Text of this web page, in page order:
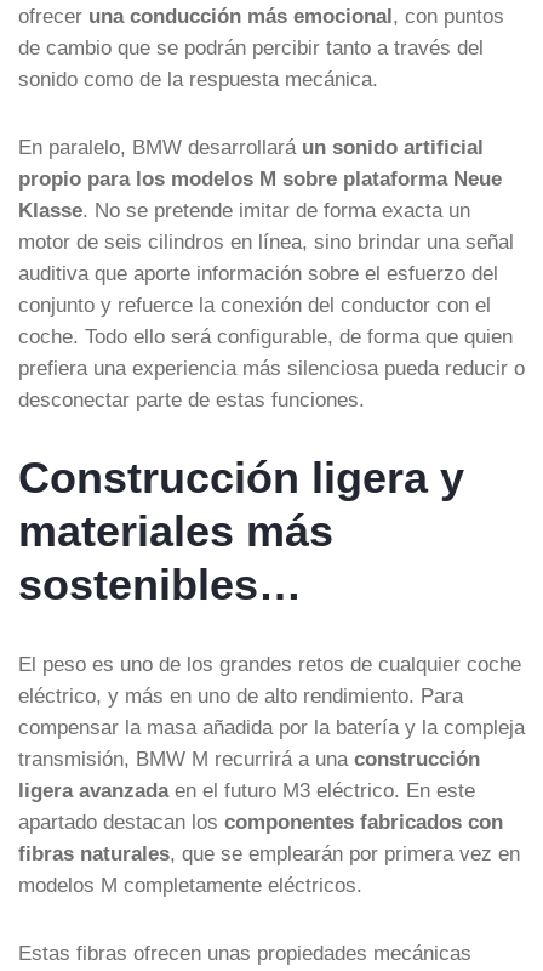
ofrecer una conducción más emocional, con puntos
de cambio que se podrán percibir tanto a través del
sonido como de la respuesta mecánica.
En paralelo, BMW desarrollará un sonido artificial
propio para los modelos M sobre plataforma Neue
Klasse. No se pretende imitar de forma exacta un
motor de seis cilindros en línea, sino brindar una señal
auditiva que aporte información sobre el esfuerzo del
conjunto y refuerce la conexión del conductor con el
coche. Todo ello será configurable, de forma que quien
prefiera una experiencia más silenciosa pueda reducir o
desconectar parte de estas funciones.
Construcción ligera y
materiales más
sostenibles…
El peso es uno de los grandes retos de cualquier coche
eléctrico, y más en uno de alto rendimiento. Para
compensar la masa añadida por la batería y la compleja
transmisión, BMW M recurrirá a una construcción
ligera avanzadaen el futuro M3 eléctrico. En este
apartado destacan los componentes fabricados con
fibras naturales, que se emplearán por primera vez en
modelos M completamente eléctricos.
Estas fibras ofrecen unas propiedades mecánicas